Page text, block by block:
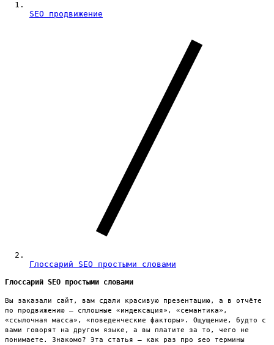
SEO продвижение
Глоссарий SEO простыми словами
Глоссарий SEO простыми словами
Вы заказали сайт, вам сдали красивую презентацию, а в отчёте
по продвижению — сплошные «индексация», «семантика»,
«ссылочная масса», «поведенческие факторы». Ощущение, будто с
вами говорят на другом языке, а вы платите за то, чего не
понимаете. Знакомо? Эта статья — как раз про seo термины